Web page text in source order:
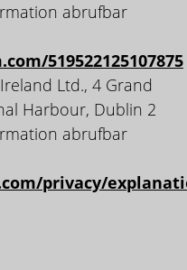
abrufbar
519522125107875
Ltd., 4 Grand
Harbour, Dublin 2
abrufbar
privacy/